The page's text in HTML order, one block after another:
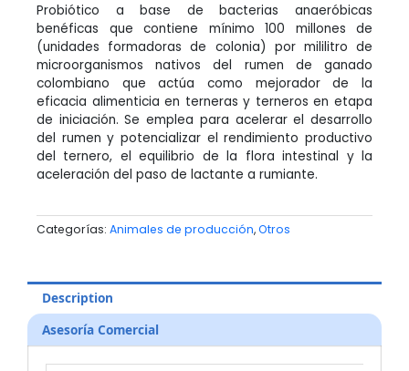
Probiótico a base de bacterias anaeróbicas
benéficas que contiene mínimo 100 millones de
(unidades formadoras de colonia) por mililitro de
microorganismos nativos del rumen de ganado
colombiano que actúa como mejorador de la
eficacia alimenticia en terneras y terneros en etapa
de iniciación. Se emplea para acelerar el desarrollo
del rumen y potencializar el rendimiento productivo
del ternero, el equilibrio de la flora intestinal y la
aceleración del paso de lactante a rumiante.
Categorías: Animales de producción,Otros
Description
Asesoría Comercial